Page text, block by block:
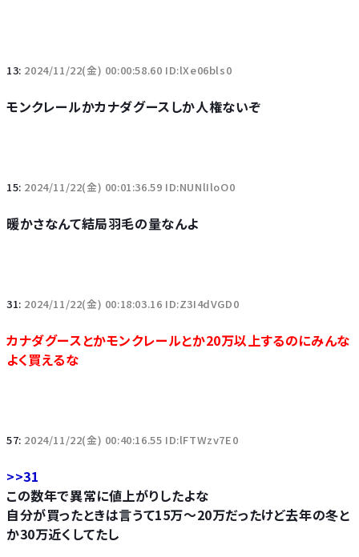
13: 2024/11/22(金) 00:00:58.60 ID:lXe06bls0
モンクレールかカナダグースしか人権ないぞ
15: 2024/11/22(金) 00:01:36.59 ID:NUNlIloO0
暖かさなんて結局羽毛の量なんよ
31: 2024/11/22(金) 00:18:03.16 ID:Z3I4dVGD0
カナダグースとかモンクレールとか20万以上するのにみんな
よく買えるな
57: 2024/11/22(金) 00:40:16.55 ID:lFTWzv7E0
>>31
この数年で異常に値上がりしたよな
自分が買ったときは言うて15万～20万だったけど去年の冬と
か30万近くしてたし